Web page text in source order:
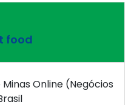
food
Online (Negócios